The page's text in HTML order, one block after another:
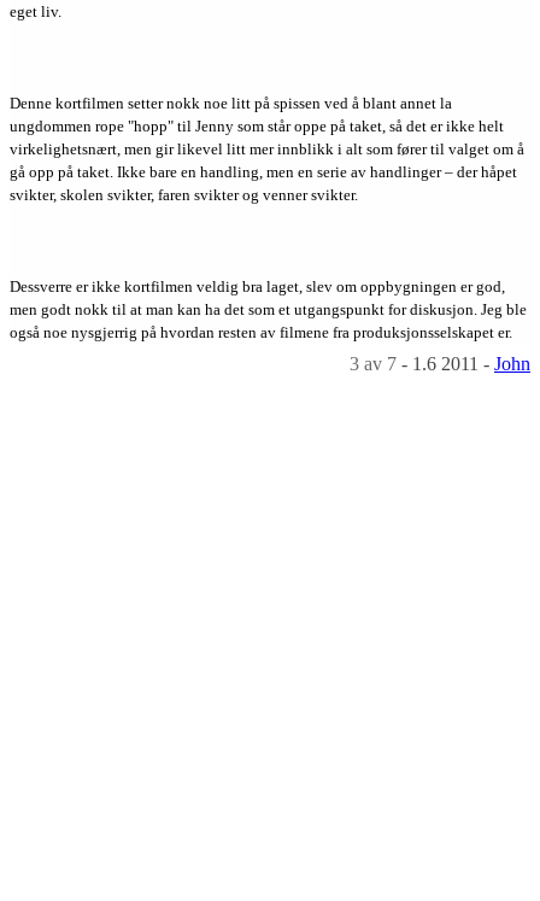
eget liv.
Denne kortfilmen setter nokk noe litt på spissen ved å blant annet la
ungdommen rope "hopp" til Jenny som står oppe på taket, så det er ikke helt
virkelighetsnært, men gir likevel litt mer innblikk i alt som fører til valget om å
gå opp på taket. Ikke bare en handling, men en serie av handlinger – der håpet
svikter, skolen svikter, faren svikter og venner svikter.
Dessverre er ikke kortfilmen veldig bra laget, slev om oppbygningen er god,
men godt nokk til at man kan ha det som et utgangspunkt for diskusjon. Jeg ble
også noe nysgjerrig på hvordan resten av filmene fra produksjonsselskapet er.
3 av 7 - 1.6 2011 - John